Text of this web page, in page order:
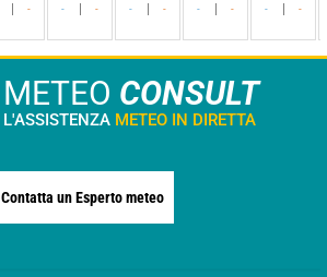
- - - - - - - - -
METEO CONSULT
L'ASSISTENZA METEO IN DIRETTA
Contatta un Esperto meteo